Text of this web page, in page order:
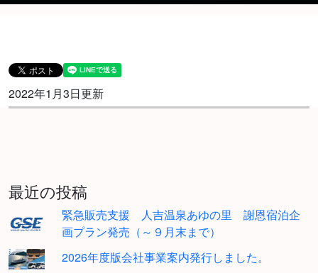
2022年1月3日更新
最近の投稿
緊急販売支援 人吉温泉あゆの里 謝恩宿泊企
画プラン発売（～９月末まで）
2026年度版会社事業案内発行しました。